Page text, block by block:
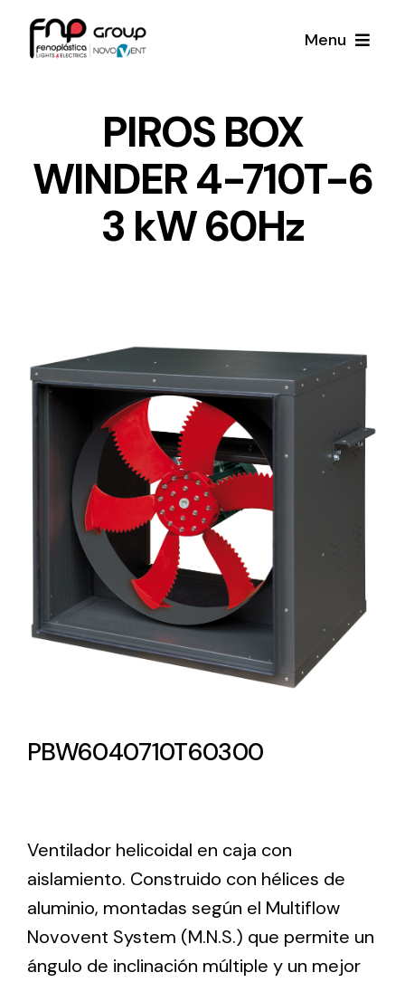
Menu
Lighting and Electrical
Equipment
Complete solutions in lighting and electrical
material for each project and need
Ventilation
The incorporation of Novovent into the group
meant a greater offer of ventilation products for
different uses
Noticias
Proyectos
PIROS BOX
WINDER 4-710T-6
3 kW 60Hz
PBW6040710T60300
Ventilador helicoidal en caja con
aislamiento. Construido con hélices de
aluminio, montadas según el Multiflow
Novovent System (M.N.S.) que permite un
ángulo de inclinación múltiple y un mejor